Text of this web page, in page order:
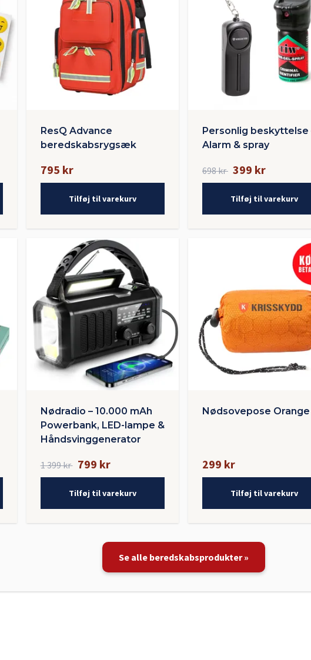
ResQ Advance
beredskabsrygsæk
795 kr
Tilføj til varekurv
Personlig beskyttelse
Alarm & spray
698 kr 399 kr
Tilføj til varekurv
Nødradio – 10.000 mAh
Powerbank, LED-lampe &
Håndsvinggenerator
1 399 kr 799 kr
Tilføj til varekurv
Nødsovepose Orange
299 kr
Tilføj til varekurv
Se alle beredskabsprodukter »